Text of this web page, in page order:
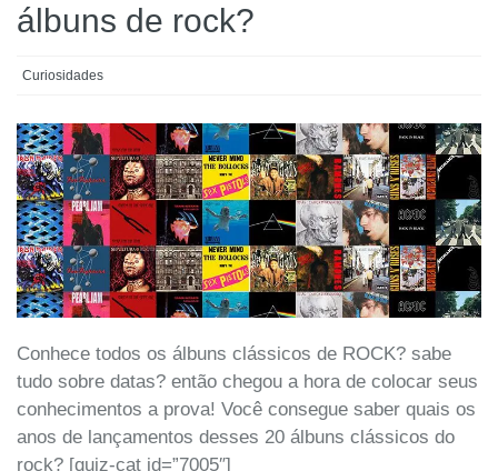
álbuns de rock?
Curiosidades
Conhece todos os álbuns clássicos de ROCK? sabe
tudo sobre datas? então chegou a hora de colocar seus
conhecimentos a prova! Você consegue saber quais os
anos de lançamentos desses 20 álbuns clássicos do
rock? [quiz-cat id=”7005″]